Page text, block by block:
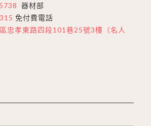
器材部
免付費電話
忠孝東路四段101巷25號3樓（名人